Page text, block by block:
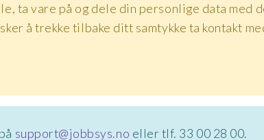
ta vare på og dele din personlige data med
å trekke tilbake ditt samtykke ta kontakt
support@jobbsys.no eller tlf. 33 00 28 00.